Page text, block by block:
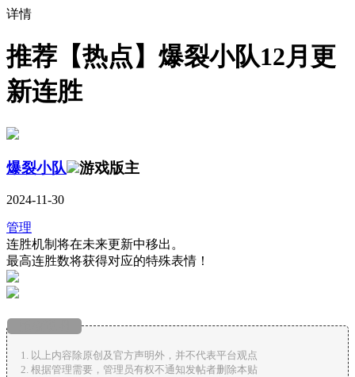
详情
推荐 【热点】爆裂小队12月更
新连胜
爆裂小队 游戏版主
2024-11-30
管理
连胜机制将在未来更新中移出。
最高连胜数将获得对应的特殊表情！
以上内容除原创及官方声明外，并不代表平台观点
根据管理需要，管理员有权不通知发帖者删除本贴